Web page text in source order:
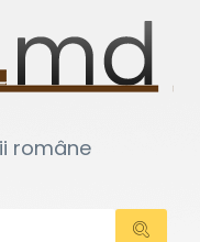
române